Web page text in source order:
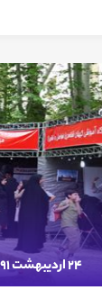
24 اردیبهشت 1391